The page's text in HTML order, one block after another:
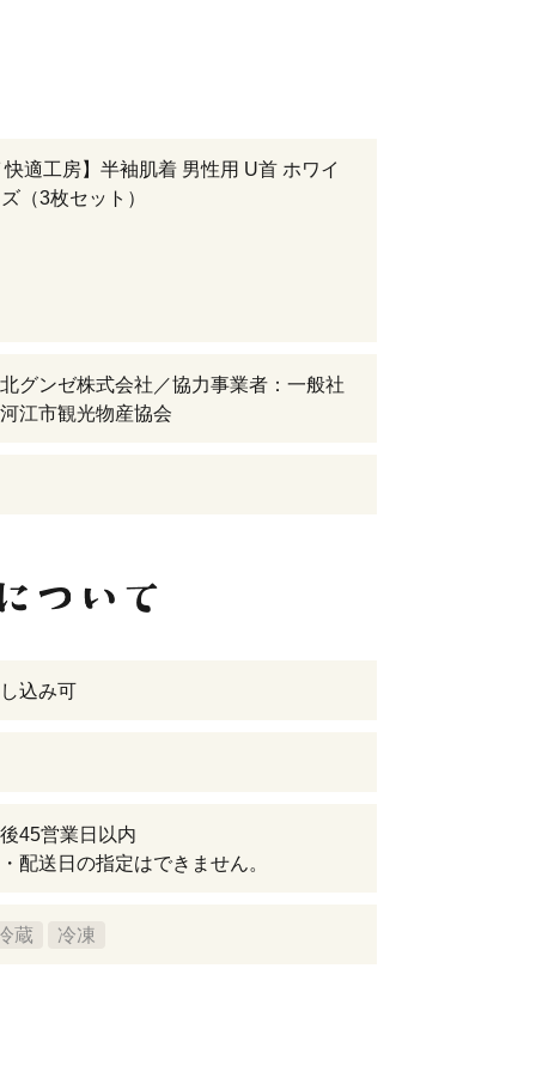
適工房】半袖肌着 男性用 U首 ホワイ
（3枚セット）
グンゼ株式会社／協力事業者：一般社
江市観光物産協会
込み可
45営業日以内
配送日の指定はできません。
蔵 冷凍